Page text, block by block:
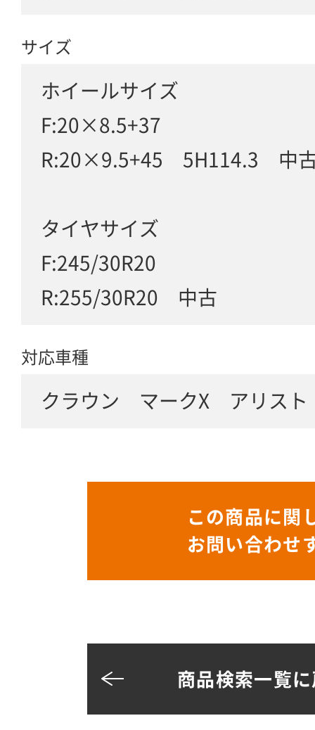
サイズ
ホイールサイズ
F:20×8.5+37
R:20×9.5+45 5H114.3 中
タイヤサイズ
F:245/30R20
R:255/30R20 中古
対応車種
クラウン マークX アリス
この商品に関
お問い合わせ
商品検索一覧